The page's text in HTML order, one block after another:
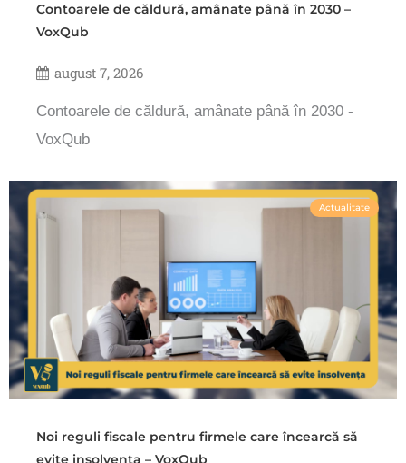
Contoarele de căldură, amânate până în 2030 –
VoxQub
august 7, 2026
Contoarele de căldură, amânate până în 2030 -
VoxQub
Actualitate
Noi reguli fiscale pentru firmele care încearcă să
evite insolvența – VoxQub